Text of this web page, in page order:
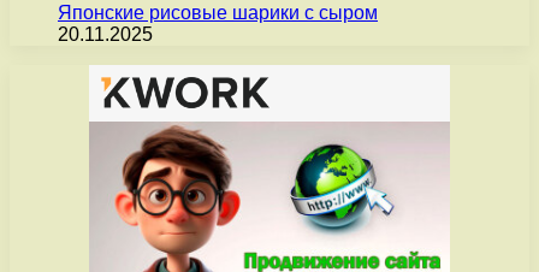
Японские рисовые шарики с сыром
20.11.2025